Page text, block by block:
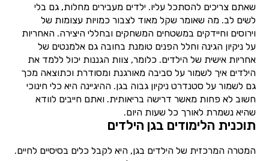
שאתם צריכים להסתכל עליו. ילדים מעבירים מחלות, גם בלי
לשים לב. מה שאומר שקל מאוד לצבור כמויות עצומות של
וירוסים וחיידקים במשטחים המשחקים ובחללי היצירה. האחריות
על ניקיון הגינה וחלל הפנים טומנת בחובה גם אלמנטים של
אחריות אישית של הילדים. כלומר, צוות הגננות יכול ללמד את
הילדים איך לשמור על סביבה מאורגנת ומסודרת וכתוצאה מכך
גם לשמור על סטנדרט ניקיון גבוה בגן. ההיגיינה היא כלי חינוכי
חשוב לא פחות מאשר דרישה בריאותית. ואתם חייבים לוודא
שהיא נשמרת לאורך כל שעות היום.
תוכנית הלימודים בגן הילדים
המטרה המרכזית של הילדים בגן, היא לקבל כלים בסיסיים לחיים.